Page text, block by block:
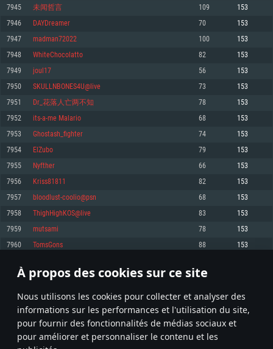
À propos des cookies sur ce site
Nous utilisons les cookies pour collecter et analyser des
informations sur les performances et l'utilisation du site,
pour fournir des fonctionnalités de médias sociaux et
pour améliorer et personnaliser le contenu et les
Minimum
OS: Windows 10 (64 bit)
Processeur: Dual-Core 2.2 GHz
Mémoire: 4 GB
Carte graphique supportant DirectX 11: AMD Radeon 77XX / NVIDIA
GeForce GTX 660. La résolution minimale supportée par le jeu est de 720p
Connection: Connexion Internet à haut débit
Disque dur: 23.1 Go (client minimal)
Recommandée
1060 et plus, Radeon RX 570 et plus.
Disque dur: 75.9 Go (client complet)
Minimum
OS: Mac OS Big Sur 11.0 ou plus récent
Processeur: Core i5, minimum 2.2GHz (Les processeurs Intel Xeon ne sont
pas supportés)
Mémoire: 6 GB
Carte graphique: Intel Iris Pro 5200 (Mac), ou analogue AMD/Nvidia. La
résolution minimale supportée par le jeu est de 720p.
Connection: Connexion Internet à haut débit
Disque dur: 62,2 Go (client minimal)
Recommandée
OS: Mac OS Big Sur 11.0 ou plus récent
Processeur: Core i7 (Les processeurs Intel Xeon ne sont pas supportés)
Mémoire: 8 GB
Carte graphique: Radeon Vega II ou plus avec support de Metal
Disque dur: 62,2 Go (client complet)
Minimum
OS: Les configurations Linux 64 bits les plus modernes
Processeur: Dual-Core 2.4 GHz
Mémoire: 4 GB
Carte graphique: NVIDIA 660 avec les derniers drivers (moins de 6 mois) /
de même pour AMD (La résolution minimale supportée par le jeu est de
720p)
Connection: Connexion Internet à haut débit
Disque dur: 62,2 Go (client minimal)
Recommandée
OS: Ubuntu 20.04 64bit
Processeur: Intel Core i7
Mémoire: 8 GB
Carte graphique: NVIDIA 1060 avec les derniers drivers (moins de 6 mois) /
6 mois et supportant Vulkan
Connection: Connexion Internet à haut débit
Disque dur: 60,2 Go (client complet)
7945 未闻哲言 109 153
7946 DAYDreamer 70 153
7947 madman72022 100 153
7948 WhiteChocolatto 82 153
7949 joul17 56 153
7950 SKULLNBONES4U@live 73 153
7951 Dr_花落人亡两不知 78 153
7952 its-a-me Malario 68 153
7953 Ghostash_fighter 74 153
7954 ElZubo 79 153
7955 Nyfther 66 153
7956 Kriss81811 82 153
7957 bloodlust-coolio@psn 68 153
7958 ThighHighKOS@live 83 153
7959 mutsami 78 153
7960 TomsGons 88 153
* Classement mis à jour quotidiennement
397 398 399 498